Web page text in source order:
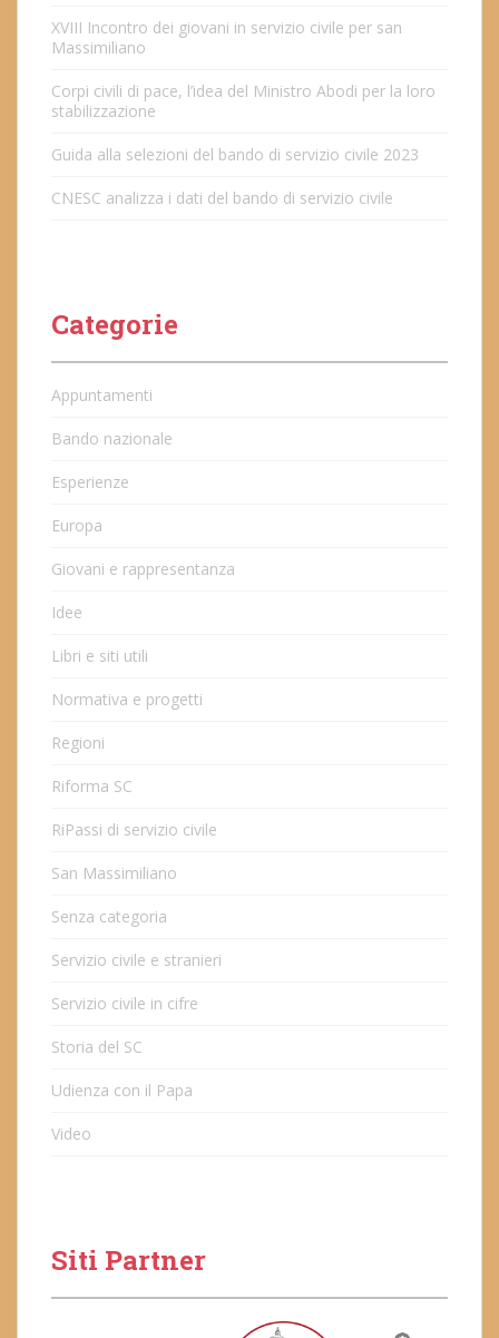
XVIII Incontro dei giovani in servizio civile per san
Massimiliano
Corpi civili di pace, l’idea del Ministro Abodi per la loro
stabilizzazione
Guida alla selezioni del bando di servizio civile 2023
CNESC analizza i dati del bando di servizio civile
Categorie
Appuntamenti
Bando nazionale
Esperienze
Europa
Giovani e rappresentanza
Idee
Libri e siti utili
Normativa e progetti
Regioni
Riforma SC
RiPassi di servizio civile
San Massimiliano
Senza categoria
Servizio civile e stranieri
Servizio civile in cifre
Storia del SC
Udienza con il Papa
Video
Siti Partner